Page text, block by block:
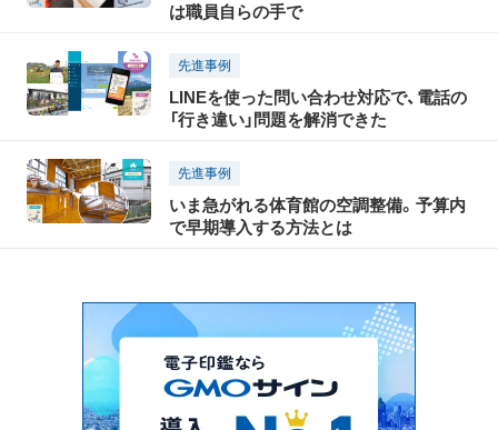
は職員自らの手で
先進事例
LINEを使った問い合わせ対応で、電話の
「行き違い」問題を解消できた
先進事例
いま急がれる体育館の空調整備。予算内
で早期導入する方法とは